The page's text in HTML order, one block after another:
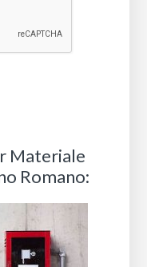
Materiale
Romano: